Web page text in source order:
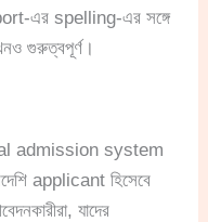
এর spelling-এর সঙ্গে
গুরুত্বপূর্ণ।
admission system
applicant হিসেবে
যাদের